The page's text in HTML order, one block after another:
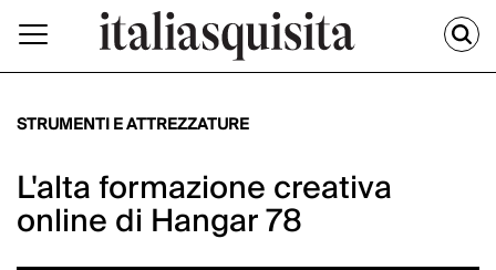
STRUMENTI E ATTREZZATURE
L'alta formazione creativa
online di Hangar 78